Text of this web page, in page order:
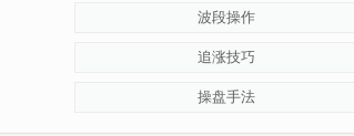
波段操作
追涨技巧
操盘手法